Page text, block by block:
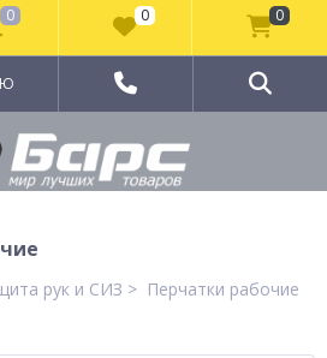
рук и СИЗ Перчатки рабочие
0 0 0